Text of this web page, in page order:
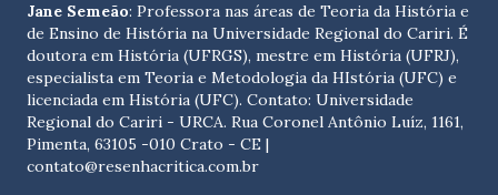
Jane Semeão: Professora nas áreas de Teoria da História e
de Ensino de História na Universidade Regional do Cariri. É
doutora em História (UFRGS), mestre em História (UFRJ),
especialista em Teoria e Metodologia da HIstória (UFC) e
licenciada em História (UFC). Contato: Universidade
Regional do Cariri - URCA. Rua Coronel Antônio Luíz, 1161,
Pimenta, 63105 -010 Crato - CE |
contato@resenhacritica.com.br